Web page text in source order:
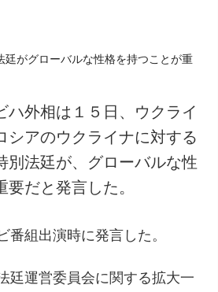
ハ外相は１５日、ウクライ
シアのウクライナに対する
別法廷が、グローバルな性
だと発言した。
番組出演時に発言した。
廷運営委員会に関する拡大一